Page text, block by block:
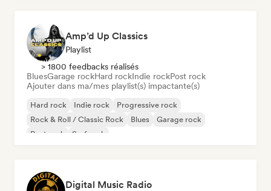
Amp’d Up Classics
Playlist
> 1800 feedbacks réalisés
BluesGarage rockHard rockIndie rockPost rock
Ajouter dans ma/mes playlist(s) impactante(s)
Hard rock Indie rock
Progressive rock
Rock & Roll / Classic Rock
Blues
Garage rock
Post rock
Surf rock
Digital Music Radio